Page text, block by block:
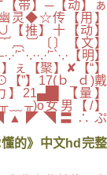
带】─【动】ぁ
◆☆传【用】
推】十【动】
〔〕【文】
【明】
ぇ【聚】✘【“】
”】17(ｂ_ｄ)戴
21▄█▌【量】
女男【/】
〓∴ぷ
的》中文hd完整